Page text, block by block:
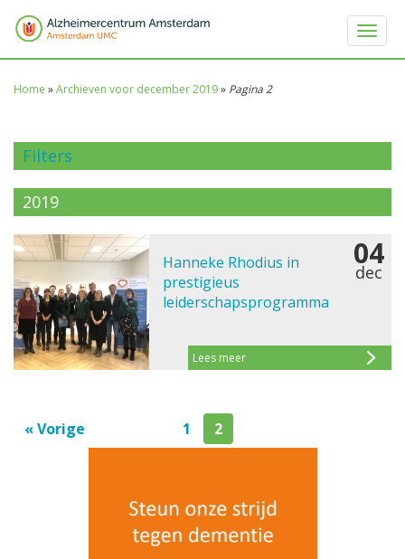
Toggle
Home »Archieven voor december 2019» Pagina 2
Filters
2019
Hanneke Rhodius in
prestigieus
leiderschapsprogramma
04
dec
Lees meer
« Vorige 1 2